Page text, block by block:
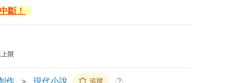
斷！
限
作 ＞ 現代小說 追蹤 ?